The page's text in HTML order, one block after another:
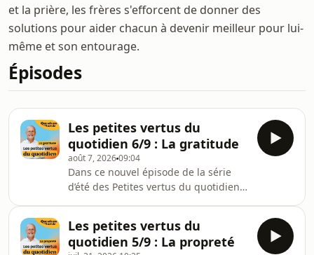
et la prière, les frères s'efforcent de donner des
solutions pour aider chacun à devenir meilleur pour lui-
même et son entourage.
Épisodes
Les petites vertus du
quotidien 6/9 : La gratitude
août 7, 202609:04
Dans ce nouvel épisode de la série
d’été des Petites vertus du quotidien,
profondément lumineuse : la
gratitude. Dans un monde où l’on
Les petites vertus du
quotidien 5/9 : La propreté